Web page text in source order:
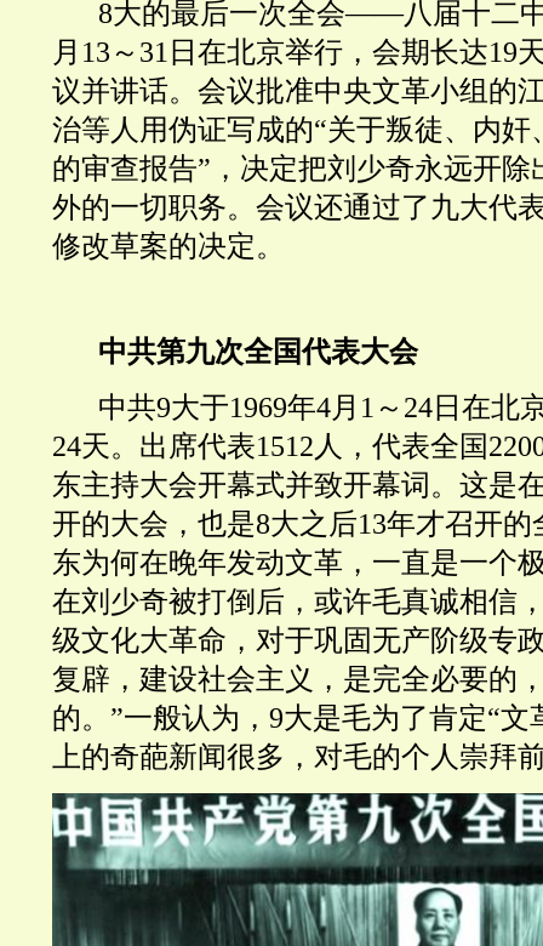
8大的最后一次全会——八届十二
月13～31日在北京举行，会期长达19
议并讲话。会议批准中央文革小组的
治等人用伪证写成的“关于叛徒、内奸
的审查报告”，决定把刘少奇永远开
外的一切职务。会议还通过了九大代
修改草案的决定。
中共第九次全国代表大会
中共9大于1969年4月1～24日在北
24天。出席代表1512人，代表全国
东主持大会开幕式并致开幕词。这是
开的大会，也是8大之后13年才召开
东为何在晚年发动文革，一直是一个
在刘少奇被打倒后，或许毛真诚相信
级文化大革命，对于巩固无产阶级专
复辟，建设社会主义，是完全必要的
的。”一般认为，9大是毛为了肯定“文
上的奇葩新闻很多，对毛的个人崇拜